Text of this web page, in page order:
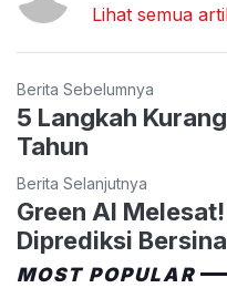
Lihat semua
Berita Sebelumnya
5 Langkah
Tahun
Berita Selanjutnya
Green AI
Diprediksi
MOST POPULAR